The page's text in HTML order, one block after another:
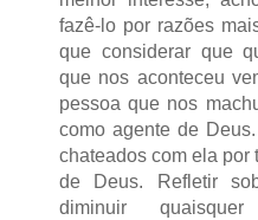
fazê-lo por razões
que considerar que
que nos aconteceu
pessoa que nos
como agente de
chateados com ela por
de Deus. Refletir
diminuir